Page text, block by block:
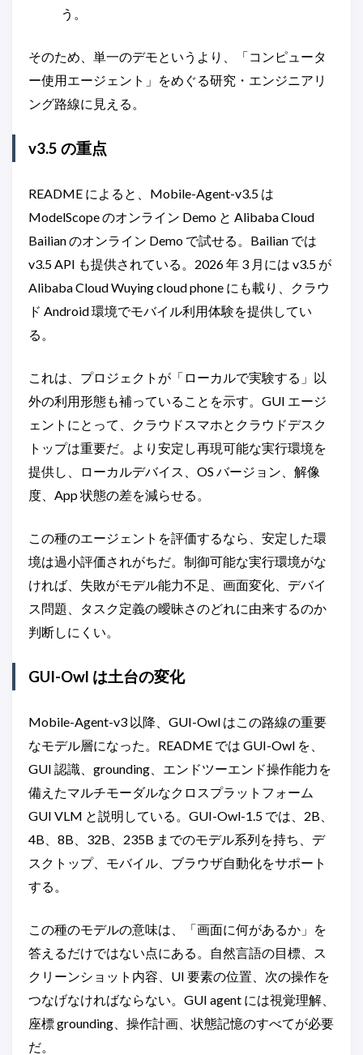
う。
そのため、単一のデモというより、「コンピュータ
ー使用エージェント」をめぐる研究・エンジニアリ
ング路線に見える。
v3.5 の重点
README によると、Mobile-Agent-v3.5 は
ModelScope のオンライン Demo と Alibaba Cloud
Bailian のオンライン Demo で試せる。Bailian では
v3.5 API も提供されている。2026 年 3 月には v3.5 が
Alibaba Cloud Wuying cloud phone にも載り、クラウ
ド Android 環境でモバイル利用体験を提供してい
る。
これは、プロジェクトが「ローカルで実験する」以
外の利用形態も補っていることを示す。GUI エージ
ェントにとって、クラウドスマホとクラウドデスク
トップは重要だ。より安定し再現可能な実行環境を
提供し、ローカルデバイス、OS バージョン、解像
度、App 状態の差を減らせる。
この種のエージェントを評価するなら、安定した環
境は過小評価されがちだ。制御可能な実行環境がな
ければ、失敗がモデル能力不足、画面変化、デバイ
ス問題、タスク定義の曖昧さのどれに由来するのか
判断しにくい。
GUI-Owl は土台の変化
Mobile-Agent-v3 以降、GUI-Owl はこの路線の重要
なモデル層になった。README では GUI-Owl を、
GUI 認識、grounding、エンドツーエンド操作能力を
備えたマルチモーダルなクロスプラットフォーム
GUI VLM と説明している。GUI-Owl-1.5 では、2B、
4B、8B、32B、235B までのモデル系列を持ち、デ
スクトップ、モバイル、ブラウザ自動化をサポート
する。
この種のモデルの意味は、「画面に何があるか」を
答えるだけではない点にある。自然言語の目標、ス
クリーンショット内容、UI 要素の位置、次の操作を
つなげなければならない。GUI agent には視覚理解、
座標 grounding、操作計画、状態記憶のすべてが必要
だ。